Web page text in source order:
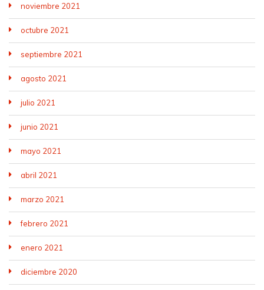
noviembre 2021
octubre 2021
septiembre 2021
agosto 2021
julio 2021
junio 2021
mayo 2021
abril 2021
marzo 2021
febrero 2021
enero 2021
diciembre 2020